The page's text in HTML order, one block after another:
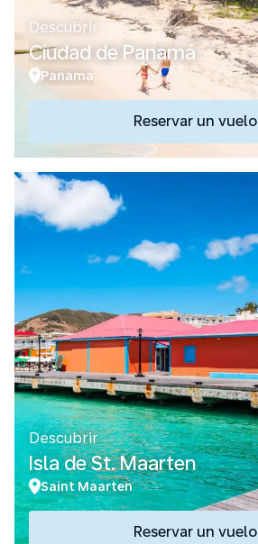
Descubrir
Ciudad de Panamá
Panama
Reservar un vuelo
Descubrir
Isla de St. Maarten
Saint Maarten
Reservar un vuelo